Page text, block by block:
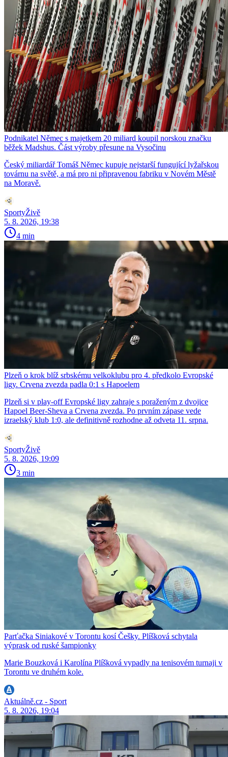
Podnikatel Němec s majetkem 20 miliard koupil norskou značku
běžek Madshus. Část výroby přesune na Vysočinu
Český miliardář Tomáš Němec kupuje nejstarší fungující lyžařskou
továrnu na světě, a má pro ni připravenou fabriku v Novém Městě
na Moravě.
SportyŽivě
5. 8. 2026, 19:38
4 min
Plzeň o krok blíž srbskému velkoklubu pro 4. předkolo Evropské
ligy. Crvena zvezda padla 0:1 s Hapoelem
Plzeň si v play-off Evropské ligy zahraje s poraženým z dvojice
Hapoel Beer-Sheva a Crvena zvezda. Po prvním zápase vede
izraelský klub 1:0, ale definitivně rozhodne až odveta 11. srpna.
SportyŽivě
5. 8. 2026, 19:09
3 min
Parťačka Siniakové v Torontu kosí Češky. Plíšková schytala
výprask od ruské šampionky
Marie Bouzková i Karolína Plíšková vypadly na tenisovém turnaji v
Torontu ve druhém kole.
Aktuálně.cz - Sport
5. 8. 2026, 19:04